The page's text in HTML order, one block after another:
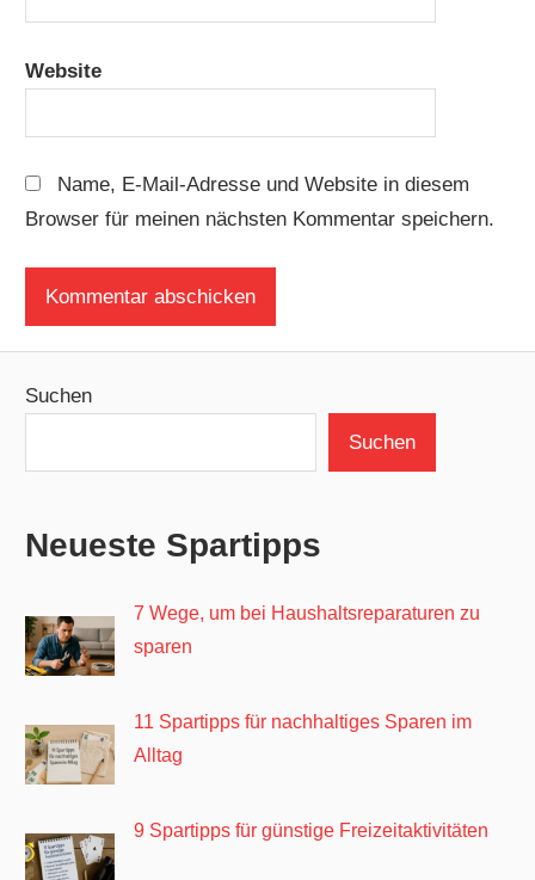
Website
Name, E-Mail-Adresse und Website in diesem
Browser für meinen nächsten Kommentar speichern.
Suchen
Suchen
Neueste Spartipps
7 Wege, um bei Haushaltsreparaturen zu
sparen
11 Spartipps für nachhaltiges Sparen im
Alltag
9 Spartipps für günstige Freizeitaktivitäten